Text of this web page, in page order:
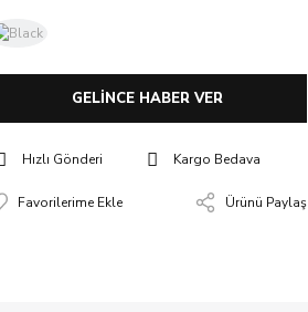
GELİNCE HABER VER
Hızlı Gönderi Kargo Bedava
Ürünü Paylaş